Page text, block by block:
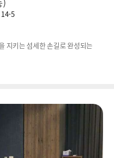
5
지키는 섬세한 손길로 완성되는